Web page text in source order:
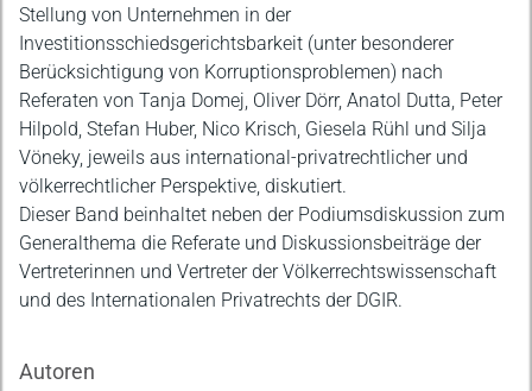
Stellung von Unternehmen in der
Investitionsschiedsgerichtsbarkeit (unter besonderer
Berücksichtigung von Korruptionsproblemen) nach
Referaten von Tanja Domej, Oliver Dörr, Anatol Dutta, Peter
Hilpold, Stefan Huber, Nico Krisch, Giesela Rühl und Silja
Vöneky, jeweils aus international-privatrechtlicher und
völkerrechtlicher Perspektive, diskutiert.
Dieser Band beinhaltet neben der Podiumsdiskussion zum
Generalthema die Referate und Diskussionsbeiträge der
Vertreterinnen und Vertreter der Völkerrechtswissenschaft
und des Internationalen Privatrechts der DGIR.
Autoren